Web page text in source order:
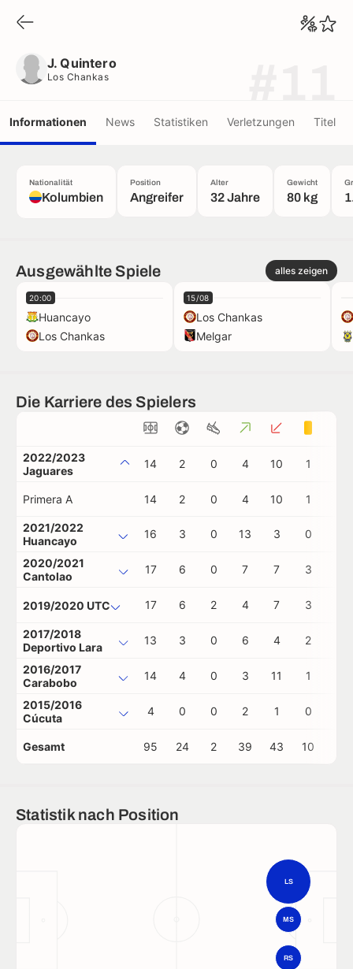
J. Quintero
Los Chankas
Informationen News Statistiken Verletzungen Titel
Nationalität
Kolumbien
Position
Angreifer
Alter
32 Jahre
Gewicht
80 kg
Ausgewählte Spiele alles zeigen
20:00
Huancayo
Los Chankas
15/08
Los Chankas
Melgar
Die Karriere des Spielers
2022/2023
Jaguares
14 2 0 4 10 1
Primera A 14 2 0 4 10 1
2021/2022
Huancayo
16 3 0 13 3 0
2020/2021
Cantolao
17 6 0 7 7 3
2019/2020 UTC 17 6 2 4 7 3
2017/2018
Deportivo Lara
13 3 0 6 4 2
2016/2017
Carabobo
14 4 0 3 11 1
2015/2016
Cúcuta
4 0 0 2 1 0
Gesamt 95 24 2 39 43 10
Statistik nach Position
LS
RS
MS